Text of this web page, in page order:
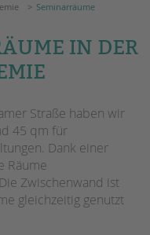
Seminarräume
IN DER
Straße haben wir
45 qm für
Dank einer
Räume
Zwischenwand ist
gleichzeitig genutzt